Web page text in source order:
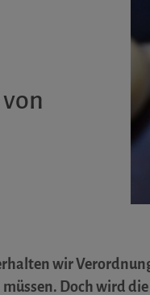
wir
müssen. Doch wird